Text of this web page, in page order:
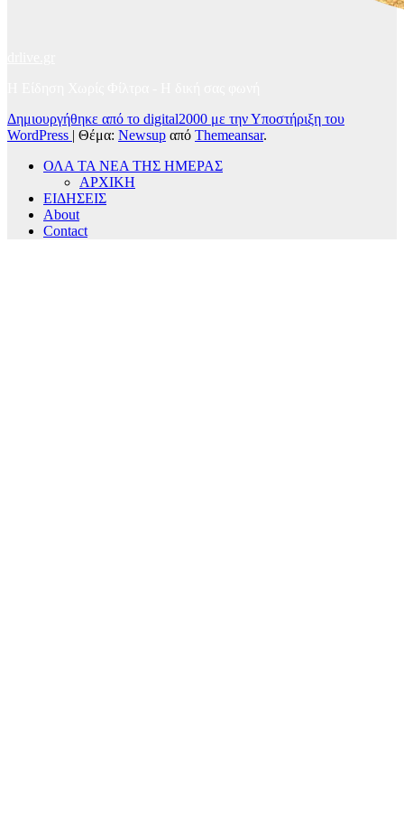
Δημιουργήθηκε από το digital2000 με την Υποστήριξη του
WordPress | Θέμα: Newsup από Themeansar.
ΟΛΑ ΤΑ ΝΕΑ ΤΗΣ ΗΜΕΡΑΣ
ΑΡΧΙΚΗ
ΕΙΔΗΣΕΙΣ
About
Contact